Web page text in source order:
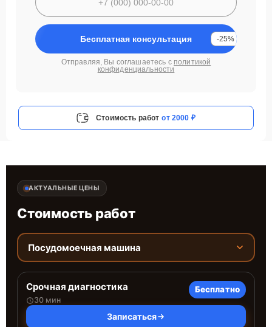
Бесплатная консультация -25%
Отправляя, Вы соглашаетесь с политикой
конфиденциальности
Стоимость работ от 2000 ₽
АКТУАЛЬНЫЕ ЦЕНЫ
Стоимость работ
Посудомоечная машина
Срочная диагностика
30 мин
Бесплатно
Записаться